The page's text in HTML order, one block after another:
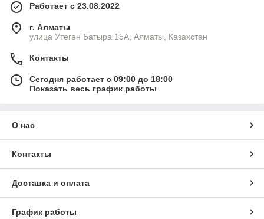
Работает с 23.08.2022
г. Алматы
улица Утеген Батыра 15А, Алматы, Казахстан
Контакты
Сегодня работает с 09:00 до 18:00
Показать весь график работы
О нас
Контакты
Доставка и оплата
График работы